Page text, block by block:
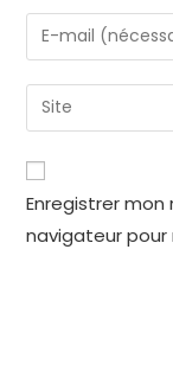
name
or
to
comment
Enter
your
email
address
comment
Enter
your
website
URL
(optional)
Enregistrer
navigateur